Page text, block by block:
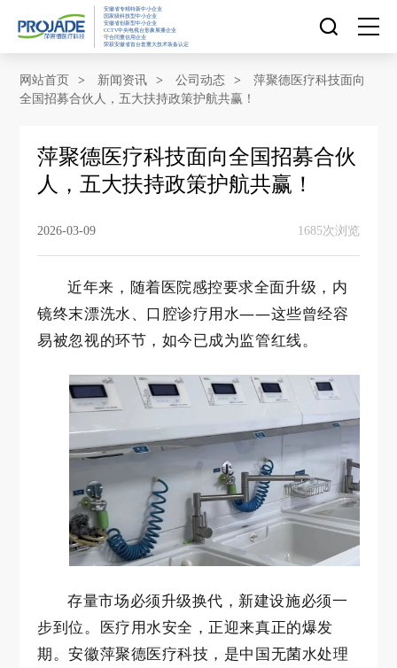
安徽省专精特新中小企业
国家级科技型中小企业
安徽省创新型中小企业
CCTV中央电视台形象展播企业
守合同重信用企业
荣获安徽省首台套重大技术装备认定
网站首页
产品中心
新闻资讯
社会责任
加入我们
联系我们
网站首页 > 新闻资讯 > 公司动态 >
萍聚德医疗科技面向
全国招募合伙人，五大扶持政策护航共赢！
萍聚德医疗科技面向全国招募合伙
人，五大扶持政策护航共赢！
2026-03-09 1685次浏览
近年来，随着医院感控要求全面升级，内
镜终末漂洗水、口腔诊疗用水——这些曾经容
易被忽视的环节，如今已成为监管红线。
存量市场必须升级换代，新建设施必须一
步到位。医疗用水安全，正迎来真正的爆发
期。安徽萍聚德医疗科技，是中国无菌水处理